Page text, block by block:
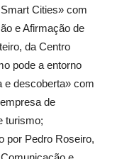
Cities» com
e Afirmação de
da Centro
pode a entorno
e descoberta» com
de
turismo;
por Pedro Roseiro,